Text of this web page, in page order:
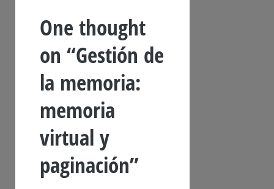
One thought
on “Gestión de
la memoria:
memoria
virtual y
paginación”